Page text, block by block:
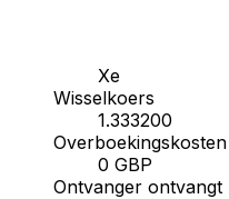
Xe
Wisselkoers
1.333200
Overboekingskosten
0 GBP
Ontvanger ontvangt